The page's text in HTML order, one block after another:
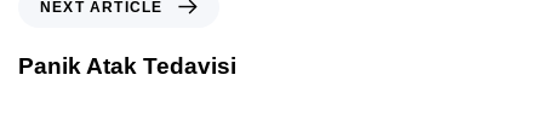
NEXT ARTICLE
Panik Atak Tedavisi